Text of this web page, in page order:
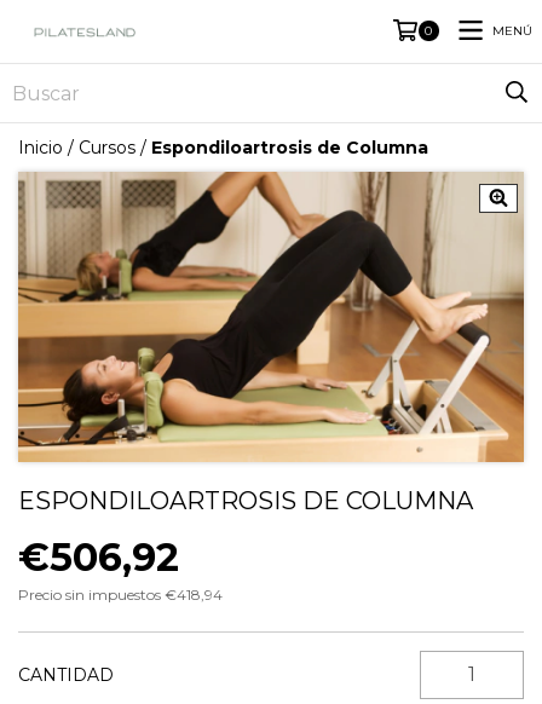
0 MENÚ
Inicio / Cursos / Espondiloartrosis de Columna
ESPONDILOARTROSIS DE COLUMNA
€506,92
Precio sin impuestos €418,94
CANTIDAD